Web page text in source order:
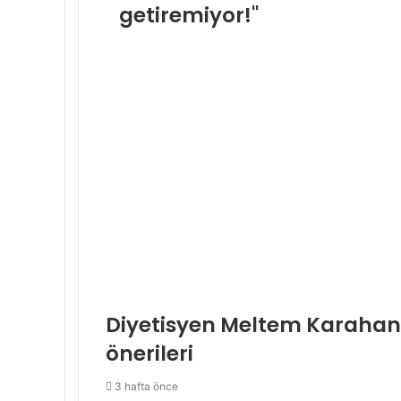
getiremiyor!"
Diyetisyen Meltem
önerileri
3 hafta önce